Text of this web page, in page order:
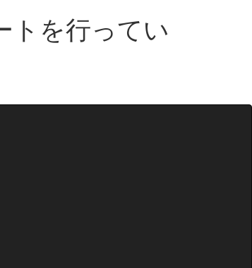
トを行ってい